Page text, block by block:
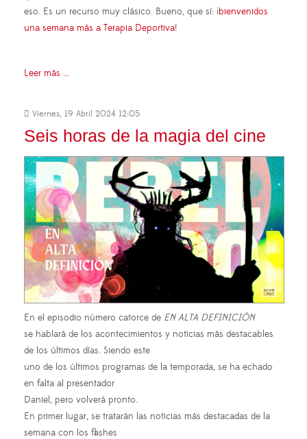
eso. Es un recurso muy clásico. Bueno, que sí: ¡bienvenidos
una semana más a Terapia Deportiva!
Leer más ...
Viernes, 19 Abril 2024 12:05
Seis horas de la magia del cine
En el episodio número catorce de EN ALTA DEFINICIÓN
se hablará de los acontecimientos y noticias más destacables
de los últimos días. Siendo este
uno de los últimos programas de la temporada, se ha echado
en falta al presentador
Daniel, pero volverá pronto.
En primer lugar, se tratarán las noticias más destacadas de la
semana con los flashes